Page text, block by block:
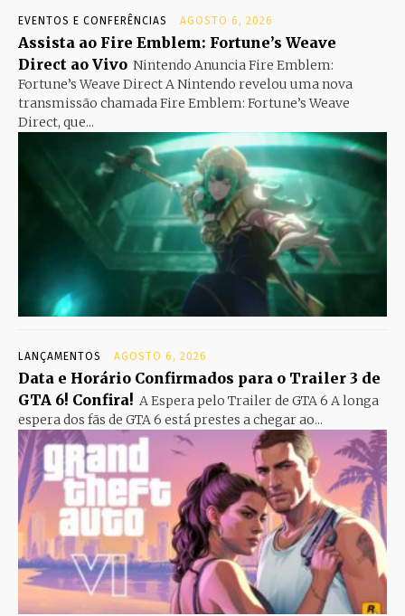
EVENTOS E CONFERÊNCIAS AGOSTO 6, 2026
Assista ao Fire Emblem: Fortune’s Weave
Direct ao Vivo Nintendo Anuncia Fire Emblem:
Fortune’s Weave Direct A Nintendo revelou uma nova
transmissão chamada Fire Emblem: Fortune’s Weave
Direct, que...
LANÇAMENTOS AGOSTO 6, 2026
Data e Horário Confirmados para o Trailer 3 de
GTA 6! Confira! A Espera pelo Trailer de GTA 6 A longa
espera dos fãs de GTA 6 está prestes a chegar ao...